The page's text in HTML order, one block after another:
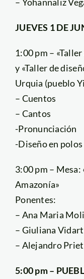
JUEVES 1 DE
1:00 pm –
y «Taller de
Urquia (pueblo
– Cuentos
– Cantos
-Pronunciación
-Diseño en polos
3:00 pm –
Amazonía»
Ponentes:
– Ana Maria
– Giuliana
– Alejandro
5:00 pm –